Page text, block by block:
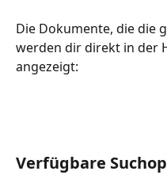
Die Dokumente, die die
werden dir direkt in der
angezeigt:
Verfügbare